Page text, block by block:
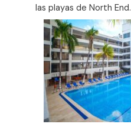
las playas de North End.